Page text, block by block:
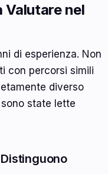
Valutare nel
di esperienza. Non
con percorsi simili
diverso
state lette